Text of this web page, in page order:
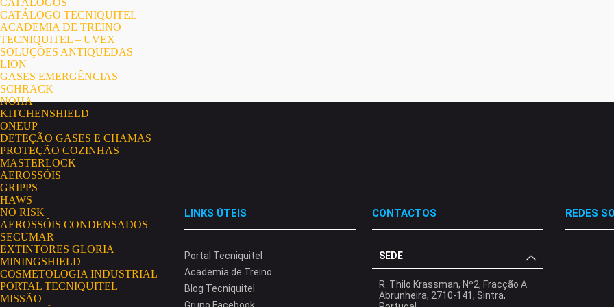
CATÁLOGOS
CATÁLOGO TECNIQUITEL
ACADEMIA DE TREINO
TECNIQUITEL – UVEX
SOLUÇÕES ANTIQUEDAS
LION
GASES EMERGÊNCIAS
SCHRACK
NOHA
KITCHENSHIELD
ONEUP
DETEÇÃO GASES E CHAMAS
PROTEÇÃO COZINHAS
MASTERLOCK
AEROSSÓIS
GRIPPS
HAWS
NO RISK
AEROSSÓIS CONDENSADOS
SECUMAR
EXTINTORES GLORIA
MININGSHIELD
COSMETOLOGIA INDUSTRIAL
PORTAL TECNIQUITEL
MISSÃO
LINKS ÚTEIS
Portal Tecniquitel
Academia de Treino
Blog Tecniquitel
CONTACTOS
SEDE
R. Thilo Krassman, Nº2, Fracção A
Abrunheira, 2710-141, Sintra,
REDES